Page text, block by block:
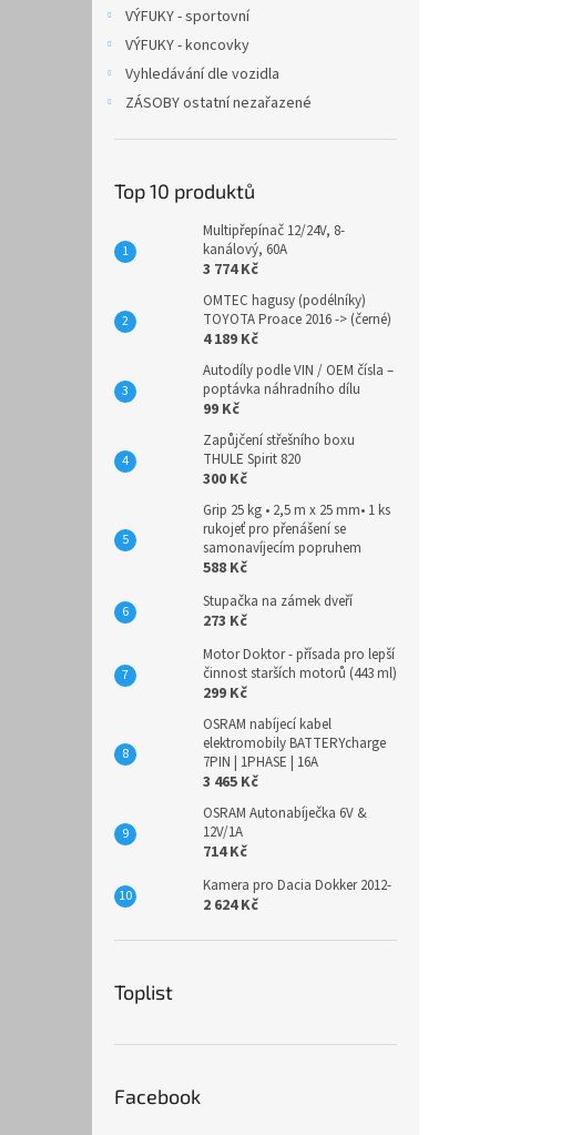
VÝFUKY - sportovní
VÝFUKY - koncovky
Vyhledávání dle vozidla
ZÁSOBY ostatní nezařazené
Top 10 produktů
Multipřepínač 12/24V, 8-
kanálový, 60A
3 774 Kč
OMTEC hagusy (podélníky)
TOYOTA Proace 2016 -> (černé)
4 189 Kč
Autodíly podle VIN / OEM čísla –
poptávka náhradního dílu
99 Kč
Zapůjčení střešního boxu
THULE Spirit 820
300 Kč
Grip 25 kg • 2,5 m x 25 mm• 1 ks
rukojeť pro přenášení se
samonavíjecím popruhem
588 Kč
Stupačka na zámek dveří
273 Kč
Motor Doktor - přísada pro lepší
činnost starších motorů (443 ml)
299 Kč
OSRAM nabíjecí kabel
elektromobily BATTERYcharge
7PIN | 1PHASE | 16A
3 465 Kč
OSRAM Autonabíječka 6V &
12V/1A
714 Kč
Kamera pro Dacia Dokker 2012-
2 624 Kč
Toplist
Facebook